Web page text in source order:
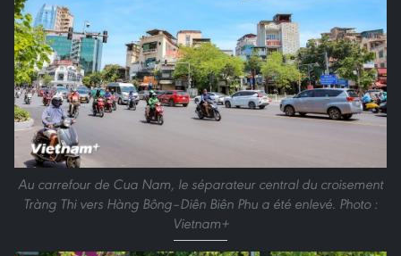
Au carrefour de Cua Nam, le séparateur central du croisement
Tràng Thi vers Hàng Bông–Diên Biên Phu a été enlevé. Photo :
Vietnam+